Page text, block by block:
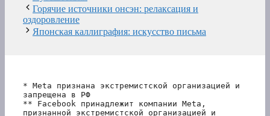
Горячие источники онсэн: релаксация и
оздоровление
Японская каллиграфия: искусство письма
* Meta признана экстремистской организацией и
запрещена в РФ
** Facebook принадлежит компании Meta,
признанной экстремистской организацией и